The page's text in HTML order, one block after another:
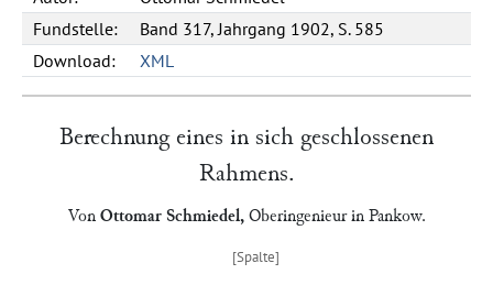
Fundstelle:
Band 317, Jahrgang 1902, S. 585
Download:
XML
Berechnung eines in sich geschlossenen
Rahmens.
Von Ottomar Schmiedel,Oberingenieur in Pankow.